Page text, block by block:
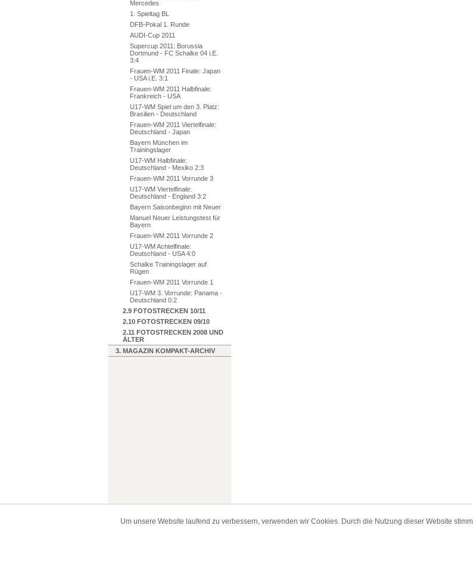
Mercedes
1. Spieltag BL
DFB-Pokal 1. Runde
AUDI-Cup 2011
Supercup 2011: Borussia
Dortmund - FC Schalke 04 i.E.
3:4
Frauen-WM 2011 Finale: Japan
- USA i.E. 3:1
Frauen-WM 2011 Halbfinale:
Frankreich - USA
U17-WM Spiel um den 3. Platz:
Brasilien - Deutschland
Frauen-WM 2011 Viertelfinale:
Deutschland - Japan
Bayern München im
Trainingslager
U17-WM Halbfinale:
Deutschland - Mexiko 2:3
Frauen-WM 2011 Vorrunde 3
U17-WM Viertelfinale:
Deutschland - England 3:2
Bayern Saisonbeginn mit Neuer
Manuel Neuer Leistungstest für
Bayern
Frauen-WM 2011 Vorrunde 2
U17-WM Achtelfinale:
Deutschland - USA 4:0
Schalke Trainingslager auf
Rügen
Frauen-WM 2011 Vorrunde 1
U17-WM 3. Vorrunde: Panama -
Deutschland 0:2
2.9 FOTOSTRECKEN 10/11
2.10 FOTOSTRECKEN 09/10
2.11 FOTOSTRECKEN 2008 UND
ÄLTER
3. MAGAZIN KOMPAKT-ARCHIV
Um unsere Website laufend zu verbessern, verwenden wir Cookies. Durch die Nutzung dieser Website